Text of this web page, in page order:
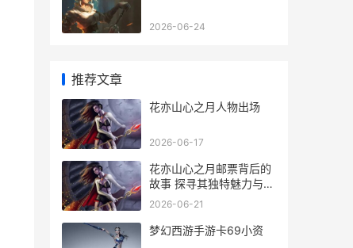
2026-06-24
推荐文章
花亦山心之月人物出场
2026-06-17
花亦山心之月邮票背后的
故事 探寻其独特魅力与收
藏价值
2026-06-21
梦幻西游手游卡69小资